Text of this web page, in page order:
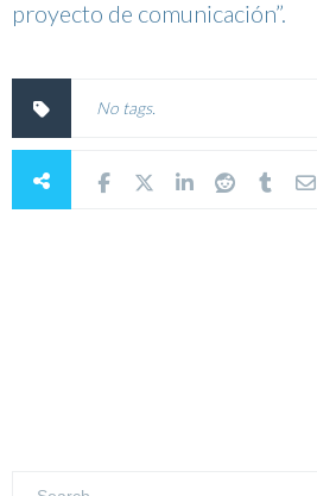
proyecto de comunicación”.
No tags.